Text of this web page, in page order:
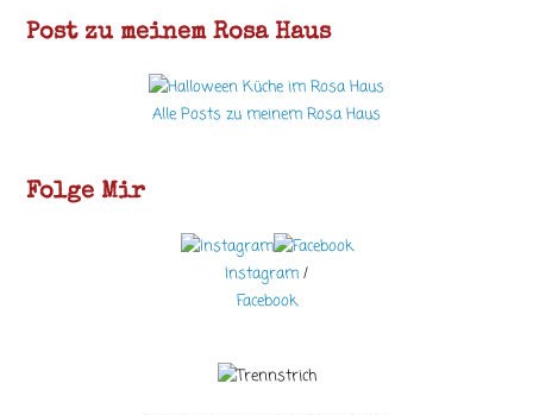
Post zu meinem Rosa Haus
Alle Posts zu meinem Rosa Haus
Folge Mir
Instagram /
Facebook